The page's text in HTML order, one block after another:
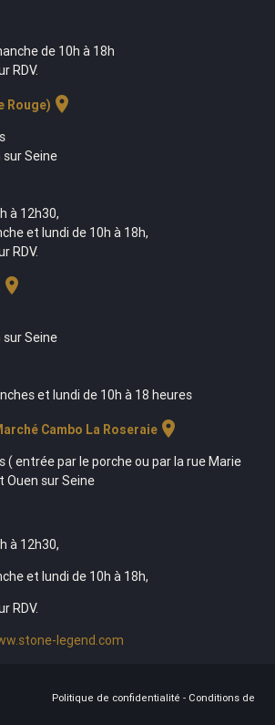
de 10h à 18h
RDV.
Rouge) location_on
Seine
à 12h30,
et lundi de 10h à 18h,
RDV.
location_on
Seine
et lundi de 10h à 18 heures
Cambo La Roseraielocation_on
( entrée par le porche ou par la rue Marie
Ouen sur Seine
à 12h30,
et lundi de 10h à 18h,
RDV.
legend.com
Politique de confidentialité - Conditions de